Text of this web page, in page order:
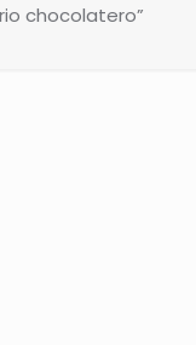
chocolatero”